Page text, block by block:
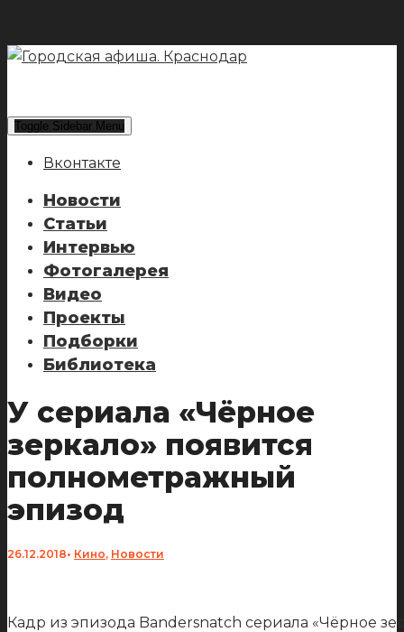
Toggle Sidebar Menu
Вконтакте
Новости
Статьи
Интервью
Фотогалерея
Видео
Проекты
Подборки
Библиотека
У сериала «Чёрное
зеркало» появится
полнометражный
эпизод
26.12.2018• Кино, Новости
Кадр из эпизода Bandersnatch сериала «Чёрное